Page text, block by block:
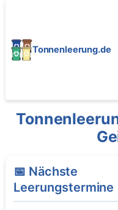
Tonnenleerung.de
📅 Nächste
Leerungstermine